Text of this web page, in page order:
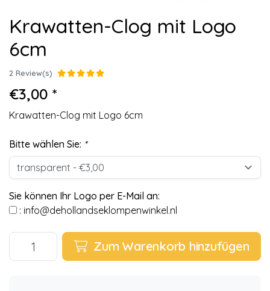
Krawatten-Clog mit Logo
6cm
2 Review(s)
€3,00 *
Krawatten-Clog mit Logo 6cm
Bitte wählen Sie: *
Sie können Ihr Logo per E-Mail an:
: info@dehollandseklompenwinkel.nl
Zum Warenkorb hinzufügen